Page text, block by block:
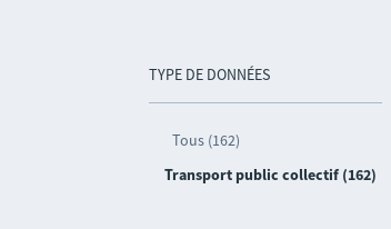
TYPE DE DONNÉES
Tous (162)
Transport public collectif (162)